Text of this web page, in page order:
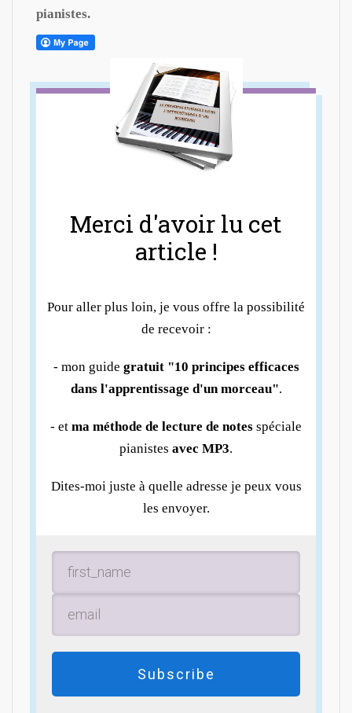
pianistes.
Merci d'avoir lu cet
article !
Pour aller plus loin, je vous offre la possibilité
de recevoir :
- mon guide gratuit "10 principes efficaces
dans l'apprentissage d'un morceau".
- et ma méthode de lecture de notes spéciale
pianistes avec MP3.
Dites-moi juste à quelle adresse je peux vous
les envoyer.
Subscribe